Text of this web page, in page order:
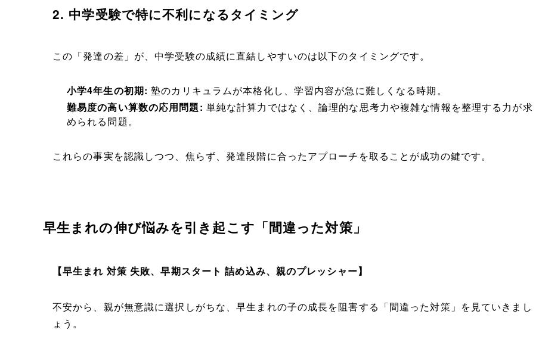
2. 中学受験で特に不利になるタイミング
この「発達の差」が、中学受験の成績に直結しやすいのは以下のタイミングです。
小学4年生の初期: 塾のカリキュラムが本格化し、学習内容が急に難しくなる時期。
難易度の高い算数の応用問題: 単純な計算力ではなく、論理的な思考力や複雑な情報を整理する力が求
められる問題。
これらの事実を認識しつつ、焦らず、発達段階に合ったアプローチを取ることが成功の鍵です。
早生まれの伸び悩みを引き起こす「間違った対策」
【早生まれ 対策 失敗、早期スタート 詰め込み、親のプレッシャー】
不安から、親が無意識に選択しがちな、早生まれの子の成長を阻害する「間違った対策」を見ていきまし
ょう。